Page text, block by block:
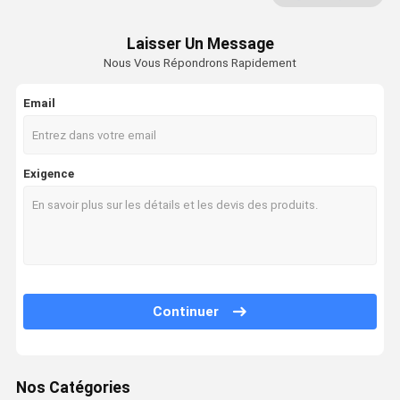
Papier de soie de soie de serviette
Boîte à emporter de papier
récipients de nourriture jetables
Sacs d'emballage personnalisé
Couteau de fourchette de cuillère
Approvisionnements jetables
Tasses scellant la machine
Laisser Un Message
Nous Vous Répondrons Rapidement
Email
Exigence
Continuer
Nos Catégories